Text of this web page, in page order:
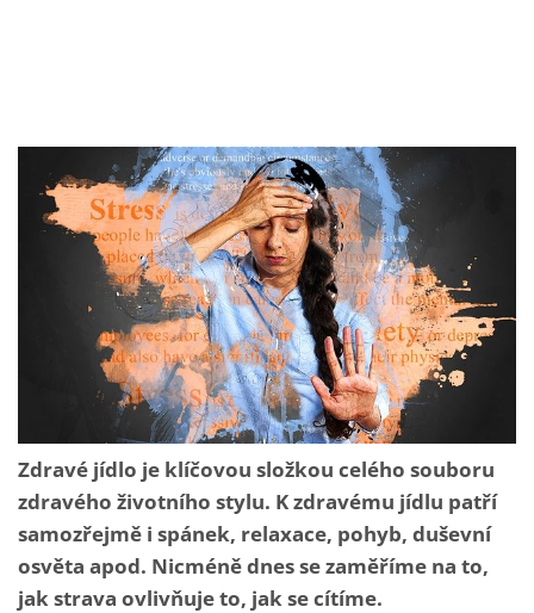
Zdravé jídlo je klíčovou složkou celého souboru
zdravého životního stylu. K zdravému jídlu patří
samozřejmě i spánek, relaxace, pohyb, duševní
osvěta apod. Nicméně dnes se zaměříme na to,
jak strava ovlivňuje to, jak se cítíme.